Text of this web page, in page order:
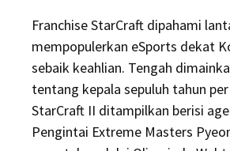
Franchise StarCraft dipahami
mempopulerkan eSports dekat
sebaik keahlian. Tengah
tentang kepala sepuluh tahun
StarCraft II ditampilkan berisi
Pengintai Extreme Masters